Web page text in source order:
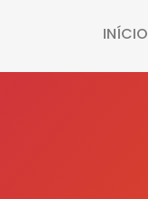
INÍCIO